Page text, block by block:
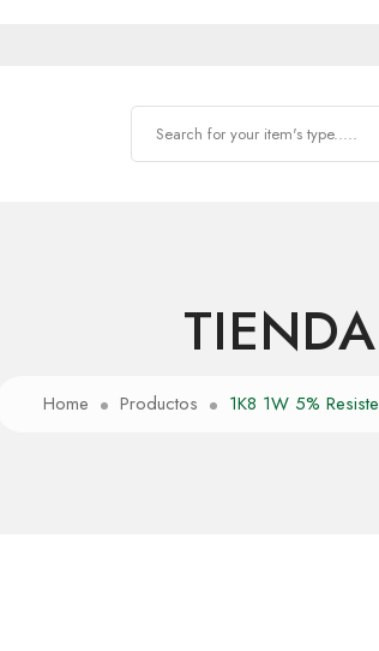
TIENDA
Home Productos 1K8 1W 5%